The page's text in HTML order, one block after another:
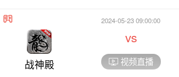
战神殿
2024-05-23 09:00:00
vs
视频直播